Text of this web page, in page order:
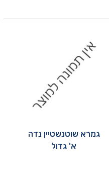
גמרא שוטנשטיין נדה
א' גדול